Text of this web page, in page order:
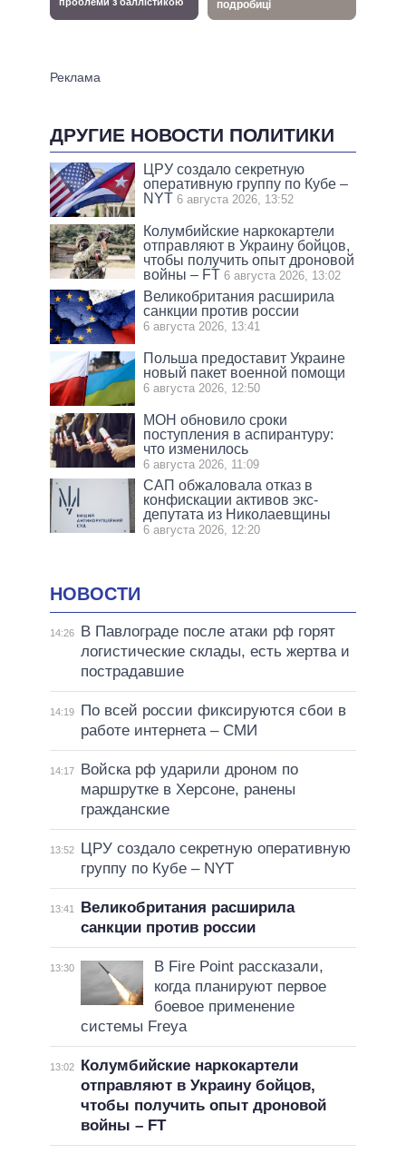
ДРУГИЕ НОВОСТИ ПОЛИТИКИ
ЦРУ создало секретную
оперативную группу по Кубе –
NYT 6 августа 2026, 13:52
Колумбийские наркокартели
отправляют в Украину бойцов,
чтобы получить опыт дроновой
войны – FT 6 августа 2026, 13:02
Великобритания расширила
санкции против россии
6 августа 2026, 13:41
Польша предоставит Украине
новый пакет военной помощи
6 августа 2026, 12:50
МОН обновило сроки
поступления в аспирантуру:
что изменилось
6 августа 2026, 11:09
САП обжаловала отказ в
конфискации активов экс-
депутата из Николаевщины
6 августа 2026, 12:20
НОВОСТИ
14:26
В Павлограде после атаки рф горят
логистические склады, есть жертва и
пострадавшие
14:19
По всей россии фиксируются сбои в
работе интернета – СМИ
14:17
Войска рф ударили дроном по
маршрутке в Херсоне, ранены
гражданские
13:52
ЦРУ создало секретную оперативную
группу по Кубе – NYT
13:41
Великобритания расширила
санкции против россии
13:30
В Fire Point рассказали,
когда планируют первое
боевое применение
системы Freya
13:02
Колумбийские наркокартели
отправляют в Украину бойцов,
чтобы получить опыт дроновой
войны – FT